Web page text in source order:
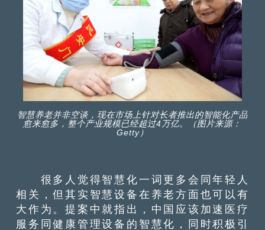
智慧养老并非空谈，现在市场上针对长者推出的智能化产品
愈来愈多，整个产业规模已经超过4万亿。（图片来源：
Getty）
很多人觉得智慧化一词更多会同年轻人
相关，但其实智慧设备在养老方面也可以有
大作为。提案中就指出，中国应该加速医疗
服务同健康管理设备的智慧化，同时积极引